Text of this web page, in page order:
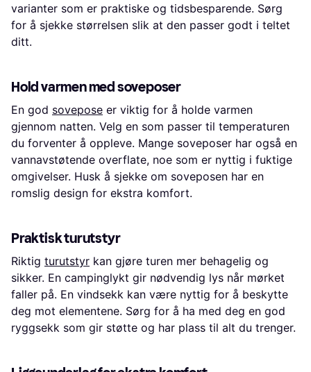
varianter som er praktiske og tidsbesparende. Sørg
for å sjekke størrelsen slik at den passer godt i teltet
ditt.
Hold varmen med soveposer
En god sovepose er viktig for å holde varmen
gjennom natten. Velg en som passer til temperaturen
du forventer å oppleve. Mange soveposer har også en
vannavstøtende overflate, noe som er nyttig i fuktige
omgivelser. Husk å sjekke om soveposen har en
romslig design for ekstra komfort.
Praktisk turutstyr
Riktig turutstyr kan gjøre turen mer behagelig og
sikker. En campinglykt gir nødvendig lys når mørket
faller på. En vindsekk kan være nyttig for å beskytte
deg mot elementene. Sørg for å ha med deg en god
ryggsekk som gir støtte og har plass til alt du trenger.